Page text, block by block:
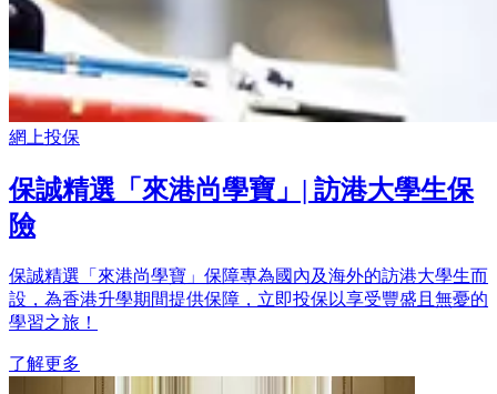
網上投保
保誠精選「來港尚學寶」| 訪港大學生保
險
保誠精選「來港尚學寶」保障專為國內及海外的訪港大學生而
設，為香港升學期間提供保障，立即投保以享受豐盛且無憂的
學習之旅！
了解更多